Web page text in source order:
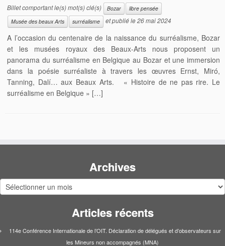
Billet comportant le(s) mot(s) clé(s) Bozar
libre pensée
Musée des beaux Arts
surréalisme et publié le26 mai 2024
A l’occasion du centenaire de la naissance du surréalisme, Bozar
et les musées royaux des Beaux-Arts nous proposent un
panorama du surréalisme en Belgique au Bozar et une immersion
dans la poésie surréaliste à travers les œuvres Ernst, Miró,
Tanning, Dalí… aux Beaux Arts. « Histoire de ne pas rire. Le
surréalisme en Belgique » […]
Archives
Archives
Articles récents
114e Conférence Internationale de l’OIT. Déclaration de délégués et d’observateurs sur
les Mineurs non accompagnés (MNA)